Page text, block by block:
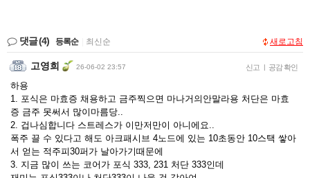
댓글(4) 등록순 최신순 새로고침
고영희 26-06-02 23:57 신고 | 공감 확인
하용
1. 포식은 마효증 채용하고 금주찍으면 마나거의안말라용 처단은 마효
증 금주 못써서 많이마름당..
2. 겁나심합니다 스트레스가 이만저만이 아니에요..
폭주 끌 수 있다고 해도 아크패시브 4노드에 있는 10초동안 10스택 쌓아
서 얻는 적주피30퍼가 날아가기때문에
3. 지금 많이 쓰는 코어가 포식 333, 231 처단 333인데